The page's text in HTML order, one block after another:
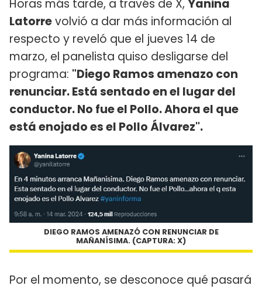
Horas más tarde, a través de X, Yanina
Latorrevolvió a dar más información al
respecto y reveló que el jueves 14 de
marzo, el panelista quiso desligarse del
programa: "Diego Ramos amenazo con
renunciar. Está sentado en el lugar del
conductor. No fue el Pollo. Ahora el que
está enojado es el Pollo Álvarez".
DIEGO RAMOS AMENAZÓ CON RENUNCIAR DE
MAÑANÍSIMA. (CAPTURA: X)
Por el momento, se desconoce qué pasará